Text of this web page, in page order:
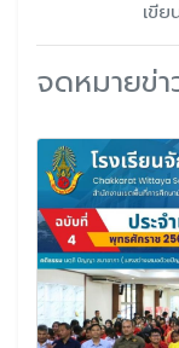
เขี
จดหมายข่า